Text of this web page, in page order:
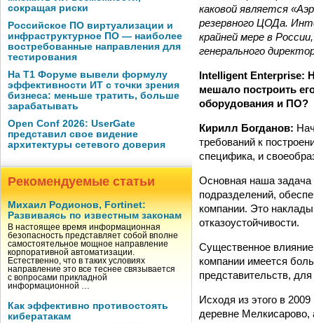
сокращая риски
Российское ПО виртуализации и
инфраструктурное ПО — наиболее
востребованные направления для
тестирования
На Т1 Форуме вывели формулу
эффективности ИТ с точки зрения
бизнеса: меньше тратить, больше
зарабатывать
Open Conf 2026: UserGate
представил свое видение
архитектуры сетевого доверия
Рекомендуемые статьи
Михаил Родионов, Fortinet:
Развиваясь по известным законам
В настоящее время информационная
безопасность представляет собой вполне
самостоятельное мощное направление
корпоративной автоматизации.
Естественно, что в таких условиях
направление это все теснее связывается
с вопросами прикладной
информационной …
Как эффективно противостоять
кибератакам
каковой является
резервного ЦОДа.
крайней мере в
генерального
Intelligent Enterprise:
мешало построить
оборудования и ПО?
Кирилл Богданов:
требований к
специфика, и
Основная наша
подразделений,
компании. Это
отказоустойчивости.
Существенное
компании имеется
представительств,
Исходя из этого в
деревне Мелкисарово,